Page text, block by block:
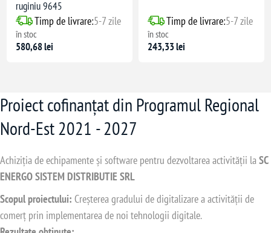
ruginiu 9645
Timp de livrare:5-7 zile
în stoc
580,68 lei
Timp de livrare:5-7 zile
în stoc
243,33 lei
Proiect cofinanțat din Programul Regional
Nord-Est 2021 - 2027
Achiziția de echipamente și software pentru dezvoltarea activității la SC
ENERGO SISTEM DISTRIBUTIE SRL
Scopul proiectului: Creșterea gradului de digitalizare a activității de
comerț prin implementarea de noi tehnologii digitale.